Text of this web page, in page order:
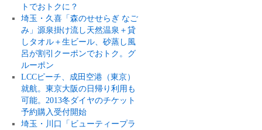
トでおトクに？
埼玉・久喜「森のせせらぎ なご
み」源泉掛け流し天然温泉＋貸
しタオル＋生ビール、砂蒸し風
呂が割引クーポンでおトク。グ
ルーポン
LCCピーチ、成田空港（東京）
就航。東京大阪の日帰り利用も
可能。2013冬ダイヤのチケット
予約購入受付開始
埼玉・川口「ビューティープラ